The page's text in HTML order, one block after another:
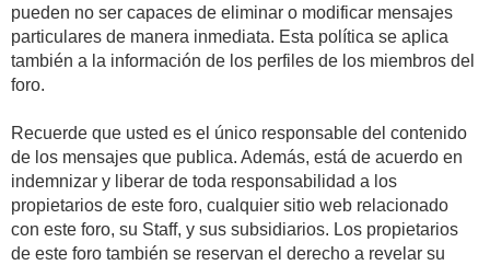
pueden no ser capaces de eliminar o modificar mensajes
particulares de manera inmediata. Esta política se aplica
también a la información de los perfiles de los miembros del
foro.
Recuerde que usted es el único responsable del contenido
de los mensajes que publica. Además, está de acuerdo en
indemnizar y liberar de toda responsabilidad a los
propietarios de este foro, cualquier sitio web relacionado
con este foro, su Staff, y sus subsidiarios. Los propietarios
de este foro también se reservan el derecho a revelar su